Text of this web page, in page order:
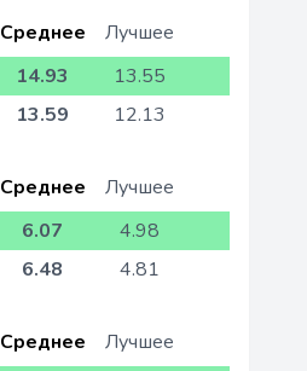
Среднее
Лучшее
14.93
13.55
13.59 12.13
Среднее
Лучшее
6.07
4.98
6.48 4.81
Среднее
Лучшее